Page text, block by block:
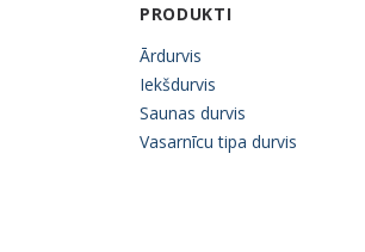
PRODUKTI
Ārdurvis
Iekšdurvis
Saunas durvis
Vasarnīcu tipa durvis